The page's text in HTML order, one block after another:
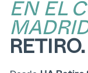
EN EL
RETIRO.